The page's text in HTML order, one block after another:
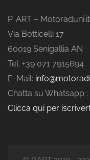
P. ART – Motoraduni.it
Via Botticelli 17
60019 Senigallia AN
Tel. +39 071 7915694
E-Mail:
Chatta su Whatsapp :
Clicca qui per